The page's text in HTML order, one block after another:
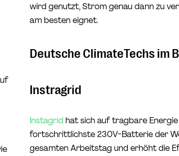
wird genutzt, Strom genau dann zu
am besten eignet.
Deutsche ClimateTechs im
Instragrid
Instagrid hat sich auf tragbare
fortschrittlichste 230V-Batterie der
gesamten Arbeitstag und erhöht die